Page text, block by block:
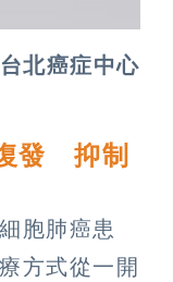
北癌症中心
發 抑制
胞肺癌患
方式從一開